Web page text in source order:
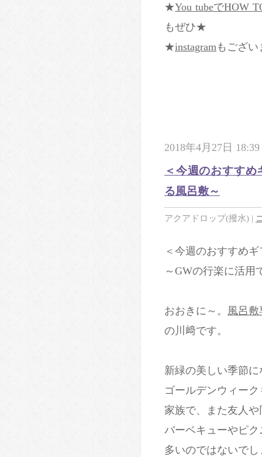
★You tubeでHOW
もぜひ★
★instagram もござ
2018年4月27日 18:39
＜今週のおすす
る風呂敷～
アクアドロップ(撥水) |
＜今週のおすすめ
～GWの行楽に活用
おおきに～。 風呂
の川﨑です。
新緑の美しい季節
ゴールデンウィー
家族で、また友人
バーベキューやピ
多いのではないで